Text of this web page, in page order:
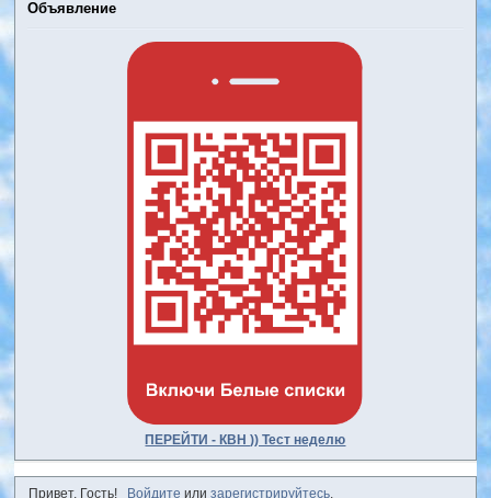
Объявление
ПЕРЕЙТИ - КВН )) Тест неделю
Привет, Гость! Войдите или зарегистрируйтесь.